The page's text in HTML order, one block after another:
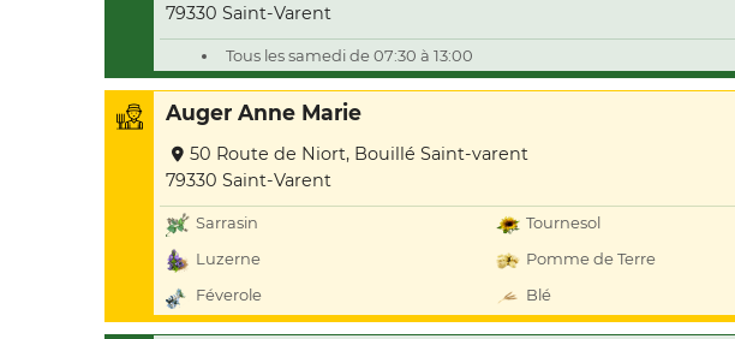
79330 Saint-Varent
Tous les samedi de 07:30 à 13:00
Auger Anne Marie
50 Route de Niort, Bouillé Saint-varent
79330 Saint-Varent
Sarrasin
Tournesol
Luzerne
Pomme de Terre
Féverole
Blé